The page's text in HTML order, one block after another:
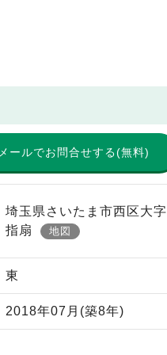
メールでお問合せする(無料)
埼玉県さいたま市西区大字
指扇
地図
東
2018年07月 (築8年)